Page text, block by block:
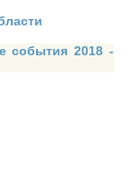
события 2018 -